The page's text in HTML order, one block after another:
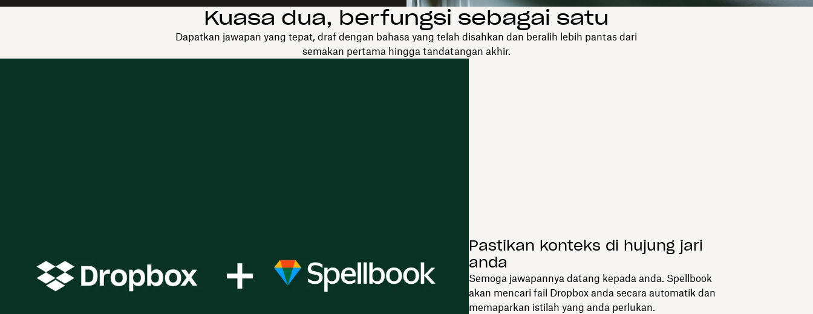
Kuasa dua, berfungsi sebagai satu
Dapatkan jawapan yang tepat, draf dengan bahasa yang telah disahkan dan beralih lebih pantas dari
semakan pertama hingga tandatangan akhir.
Pastikan konteks di hujung jari
anda
Semoga jawapannya datang kepada anda. Spellbook
akan mencari fail Dropbox anda secara automatik dan
memaparkan istilah yang anda perlukan.